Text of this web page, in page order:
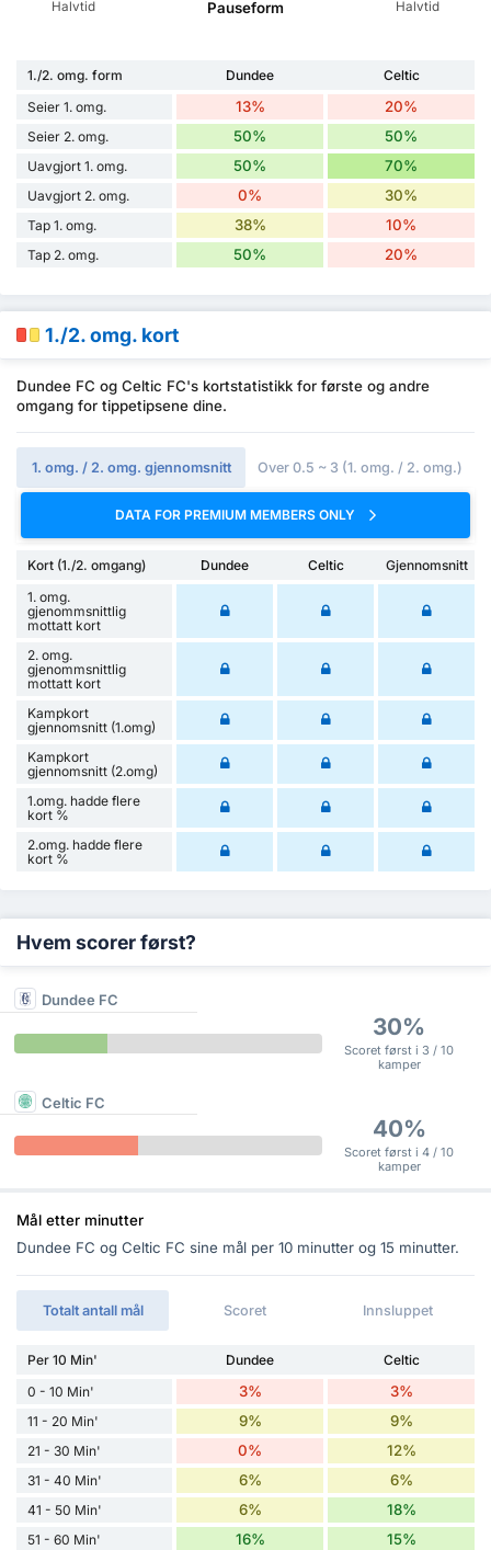
Halvtid Pauseform Halvtid
1./2. omg. form Dundee
Celtic
Seier 1. omg.
13% 20%
Seier 2. omg. 50% 50%
Uavgjort 1. omg. 50% 70%
Uavgjort 2. omg. 0% 30%
Tap 1. omg. 38% 10%
Tap 2. omg. 50% 20%
1./2. omg. kort
Dundee FC og Celtic FC's kortstatistikk for første og andre
omgang for tippetipsene dine.
1. omg. / 2. omg. gjennomsnitt Over 0.5 ~ 3 (1. omg. / 2. omg.)
DATA FOR PREMIUM MEMBERS ONLY
Kort (1./2. omgang) Dundee Celtic
Gjennomsnitt
1. omg.
gjenommsnittlig
mottatt kort
2. omg.
gjenommsnittlig
mottatt kort
Kampkort
gjennomsnitt (1.omg)
Kampkort
gjennomsnitt (2.omg)
1.omg. hadde flere
kort %
2.omg. hadde flere
kort %
Hvem scorer først?
Dundee FC
30%
Scoret først i 3 / 10
kamper
Celtic FC
40%
Scoret først i 4 / 10
kamper
Mål etter minutter
Dundee FC og Celtic FC sine mål per 10 minutter og 15 minutter.
Totalt antall mål Scoret Innsluppet
Per 10 Min' Dundee
Celtic
0 - 10 Min'
3% 3%
11 - 20 Min' 9% 9%
21 - 30 Min' 0% 12%
31 - 40 Min' 6% 6%
41 - 50 Min' 6% 18%
51 - 60 Min' 16% 15%